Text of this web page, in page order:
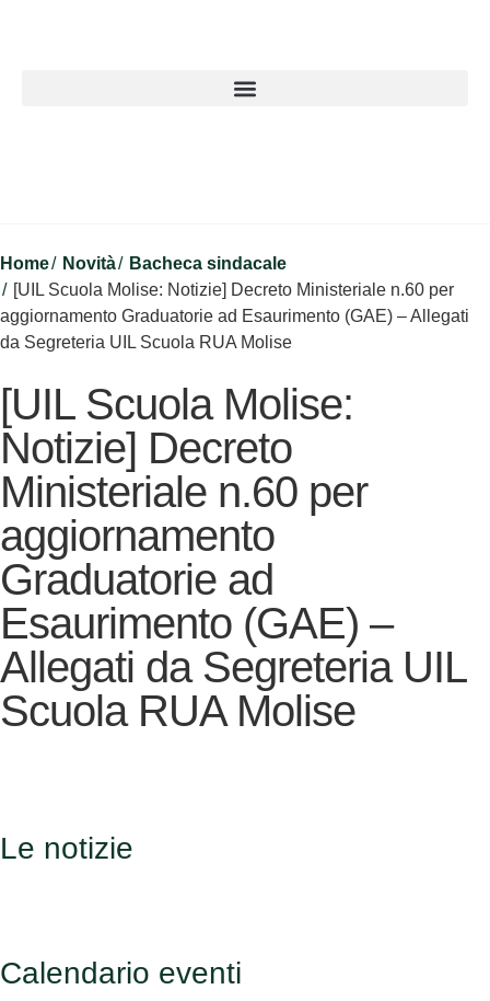
Home Novità
Bacheca sindacale
[UIL Scuola Molise: Notizie] Decreto Ministeriale n.60 per
aggiornamento Graduatorie ad Esaurimento (GAE) – Allegati
da Segreteria UIL Scuola RUA Molise
[UIL Scuola Molise:
Notizie] Decreto
Ministeriale n.60 per
aggiornamento
Graduatorie ad
Esaurimento (GAE) –
Allegati da Segreteria UIL
Scuola RUA Molise
Le notizie
Calendario eventi